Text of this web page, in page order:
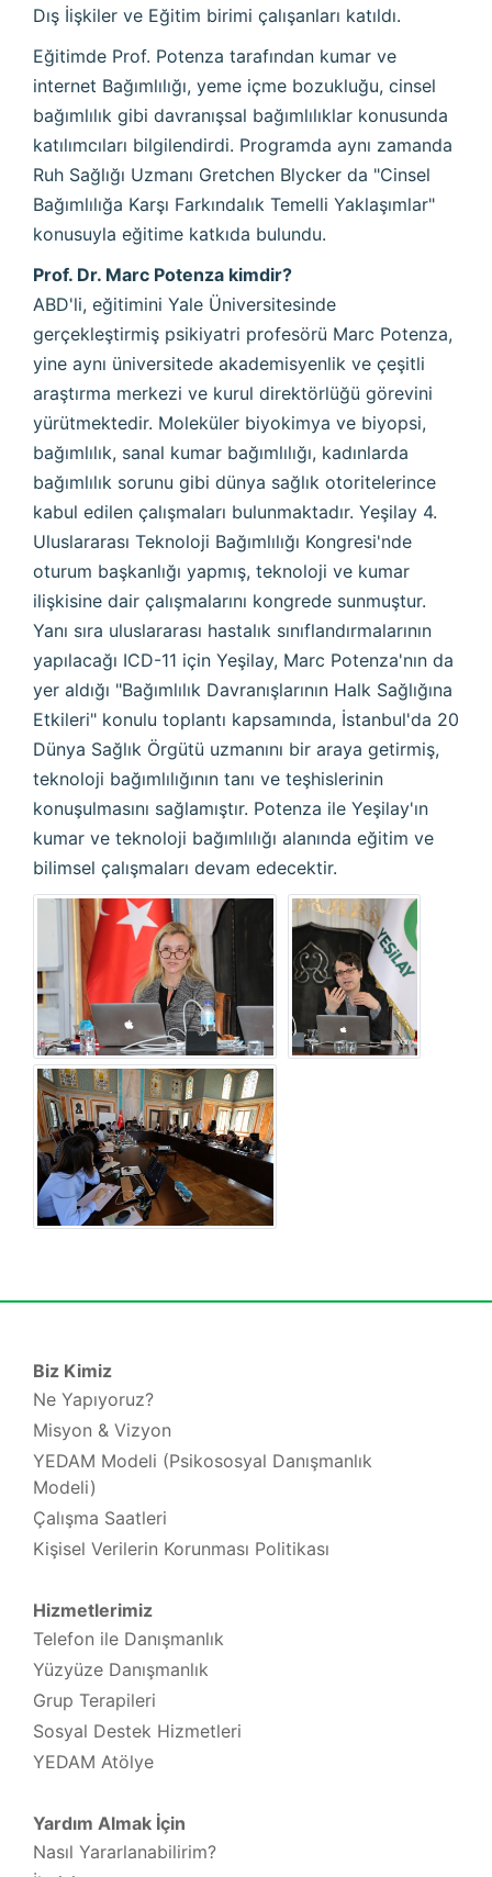
Dış İişkiler ve Eğitim birimi çalışanları katıldı.
Eğitimde Prof. Potenza tarafından kumar ve
internet Bağımlılığı, yeme içme bozukluğu, cinsel
bağımlılık gibi davranışsal bağımlılıklar konusunda
katılımcıları bilgilendirdi. Programda aynı zamanda
Ruh Sağlığı Uzmanı Gretchen Blycker da "Cinsel
Bağımlılığa Karşı Farkındalık Temelli Yaklaşımlar"
konusuyla eğitime katkıda bulundu.
Prof. Dr. Marc Potenza kimdir?
ABD'li, eğitimini Yale Üniversitesinde
gerçekleştirmiş psikiyatri profesörü Marc Potenza,
yine aynı üniversitede akademisyenlik ve çeşitli
araştırma merkezi ve kurul direktörlüğü görevini
yürütmektedir. Moleküler biyokimya ve biyopsi,
bağımlılık, sanal kumar bağımlılığı, kadınlarda
bağımlılık sorunu gibi dünya sağlık otoritelerince
kabul edilen çalışmaları bulunmaktadır. Yeşilay 4.
Uluslararası Teknoloji Bağımlılığı Kongresi'nde
oturum başkanlığı yapmış, teknoloji ve kumar
ilişkisine dair çalışmalarını kongrede sunmuştur.
Yanı sıra uluslararası hastalık sınıflandırmalarının
yapılacağı ICD-11 için Yeşilay, Marc Potenza'nın da
yer aldığı "Bağımlılık Davranışlarının Halk Sağlığına
Etkileri" konulu toplantı kapsamında, İstanbul'da 20
Dünya Sağlık Örgütü uzmanını bir araya getirmiş,
teknoloji bağımlılığının tanı ve teşhislerinin
konuşulmasını sağlamıştır. Potenza ile Yeşilay'ın
kumar ve teknoloji bağımlılığı alanında eğitim ve
bilimsel çalışmaları devam edecektir.
Biz Kimiz
Ne Yapıyoruz?
Misyon & Vizyon
YEDAM Modeli (Psikososyal Danışmanlık
Modeli)
Çalışma Saatleri
Kişisel Verilerin Korunması Politikası
Hizmetlerimiz
Telefon ile Danışmanlık
Yüzyüze Danışmanlık
Grup Terapileri
Sosyal Destek Hizmetleri
YEDAM Atölye
Yardım Almak İçin
Nasıl Yararlanabilirim?